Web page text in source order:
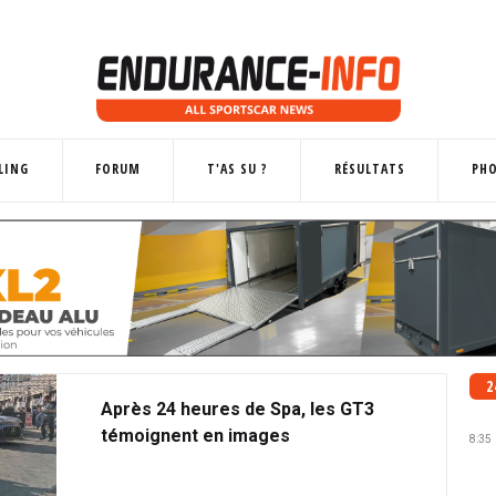
FORUM T'AS SU ? RÉSULTATS
Après 24 heures de Spa, les GT3
témoignent en images
8:35